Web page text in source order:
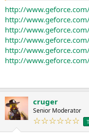
http://
http://
http://
http://
http://
http://
cruger
Senior Moderator
☆☆☆☆☆☆